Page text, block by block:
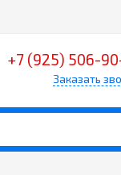
+7 (925) 506-
Заказать